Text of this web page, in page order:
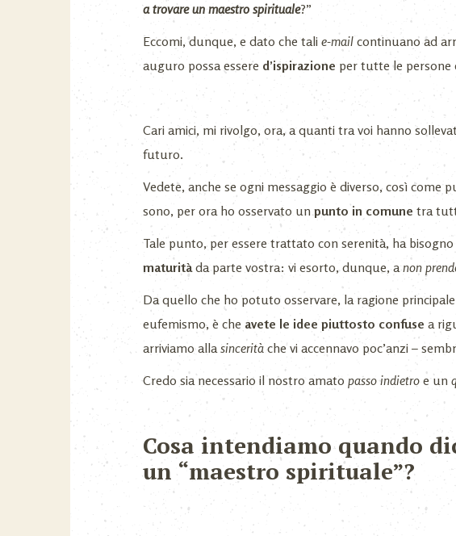
a trovare un maestro spirituale?”
Eccomi, dunque, e dato che tali e-mail continuano ad
auguro possa essere d’ispirazione per tutte le persone
Cari amici, mi rivolgo, ora, a quanti tra voi hanno
futuro.
Vedete, anche se ogni messaggio è diverso, così
sono, per ora ho osservato unpunto in comune tra
Tale punto, per essere trattato con serenità, ha
maturitàda parte vostra: vi esorto, dunque, anon
Da quello che ho potuto osservare, la ragione
eufemismo, è che avete le idee piuttosto confuse a
arriviamo allasincerità che vi accennavo poc’anzi –
Credo sia necessario il nostro amato passo indietro e un
Cosa intendiamo quando
un “maestro spirituale”?